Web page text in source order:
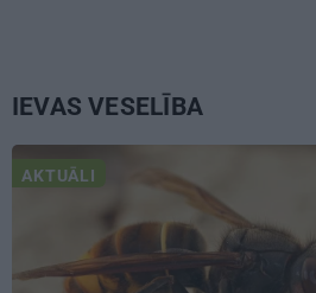
IEVAS VESELĪBA
AKTUĀLI